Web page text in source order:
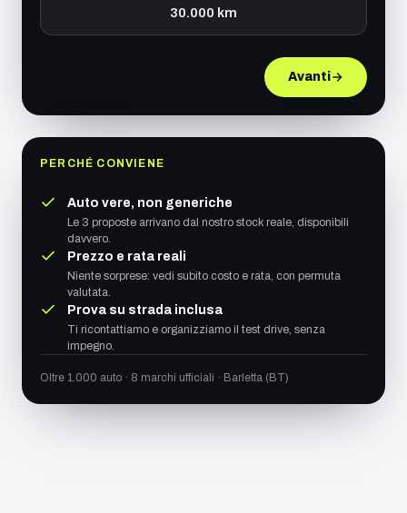
30.000 km
Avanti
PERCHÉ CONVIENE
Auto vere, non generiche
Le 3 proposte arrivano dal nostro stock reale, disponibili
davvero.
Prezzo e rata reali
Niente sorprese: vedi subito costo e rata, con permuta
valutata.
Prova su strada inclusa
Ti ricontattiamo e organizziamo il test drive, senza
impegno.
Oltre 1.000 auto · 8 marchi ufficiali · Barletta (BT)